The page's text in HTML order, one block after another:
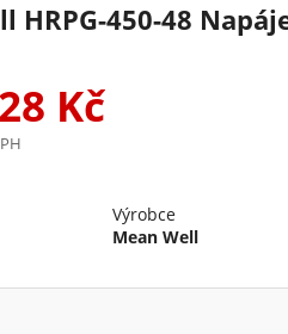
HRPG-450-48
Kč
Výrobce
Mean Well